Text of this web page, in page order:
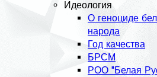
Идеология
О геноциде
народа
Год качества
БРСМ
РОО "Белая